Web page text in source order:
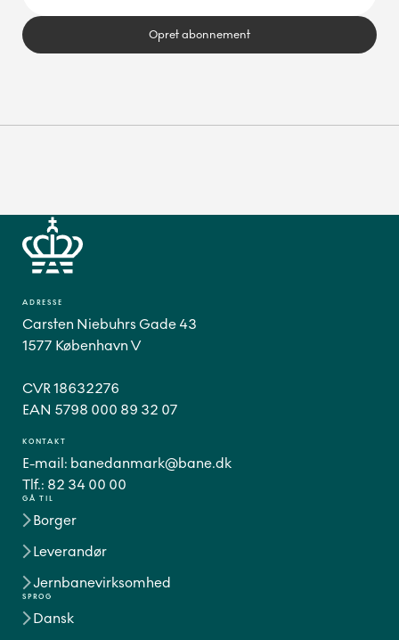
Opret abonnement
GÅ TIL
Borger
Leverandør
Jernbanevirksomhed
SPROG
Dansk
ADRESSE
Carsten Niebuhrs Gade 43
1577 København V
CVR 18632276
EAN 5798 000 89 32 07
KONTAKT
E-mail: banedanmark@bane.dk
Tlf.: 82 34 00 00